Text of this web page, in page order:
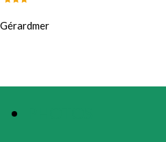
Gérardmer